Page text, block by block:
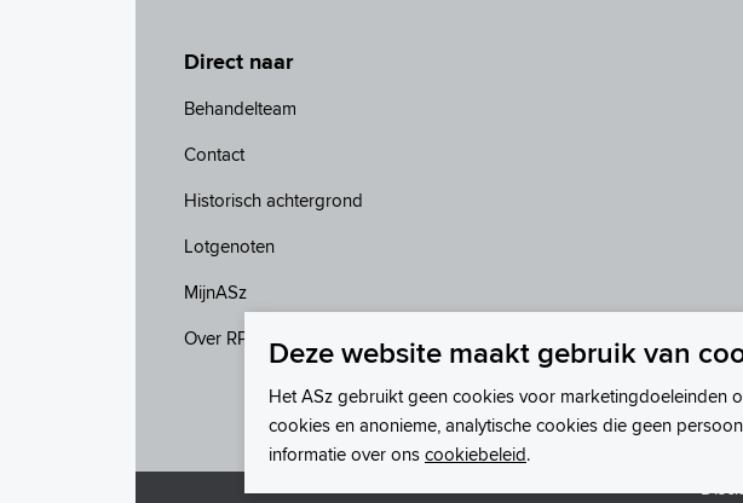
Direct naar
Behandelteam
Contact
Historisch achtergrond
Lotgenoten
MijnASz
Over RPF
Deze website maakt gebruik van
Het ASz gebruikt geen cookies voor marketingdoeleinden
cookies en anonieme, analytische cookies die geen
informatie over onscookiebeleid.